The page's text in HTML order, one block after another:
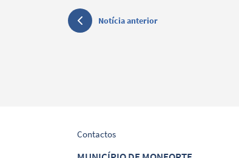
Notícia anterior
Contactos